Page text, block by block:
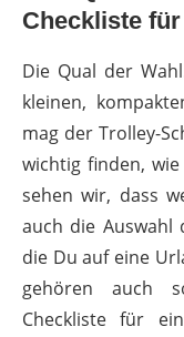
Checkliste
Die Qual der
kleinen,
mag der Trolley-
wichtig finden,
sehen wir, dass
auch die Auswahl
die Du auf eine
gehören auch
Checkliste für